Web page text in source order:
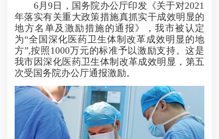
6月9 日，国务院办公厅印发《关于对2021
年落实有关重大政策措施真抓实干成效明显的
地方名单及激励措施的通报》，我市被认定
为“全国深化医药卫生体制改革成效明显的地
方”,按照1000万元的标准予以激励支持。这是
我市因深化医药卫生体制改革成效明显，第五
次受国务院办公厅通报激励。